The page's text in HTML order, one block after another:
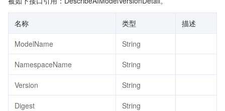
名称 类型 描述
ModelName String
NamespaceName String
Version String
Digest String